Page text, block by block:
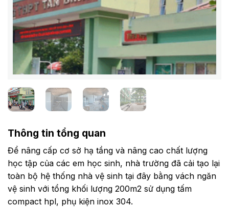
Thông tin tổng quan
Để nâng cấp cơ sở hạ tầng và nâng cao chất lượng
học tập của các em học sinh, nhà trường đã cải tạo lại
toàn bộ hệ thống nhà vệ sinh tại đây bằng vách ngăn
vệ sinh với tổng khối lượng 200m2 sử dụng tấm
compact hpl, phụ kiện inox 304.